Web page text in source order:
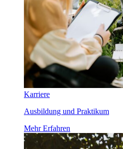
Karriere
Ausbildung und Praktikum
Mehr Erfahren